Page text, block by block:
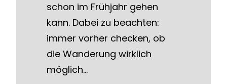
schon im Frühjahr gehen
kann. Dabei zu beachten:
immer vorher checken, ob
die Wanderung wirklich
möglich…